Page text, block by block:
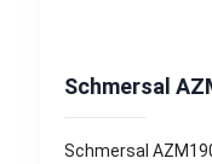
Schmersal
Schmersal